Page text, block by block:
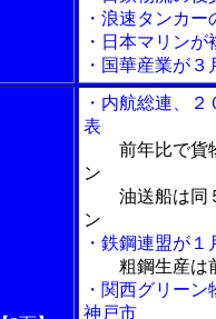
・浪速タンカ
・日本マリン
・国華産業が
・内航総連、
表
前年比で貨
ン
油送船は同５
ン
・鉄鋼連盟が
粗鋼生産は
・関西グリー
神戸市